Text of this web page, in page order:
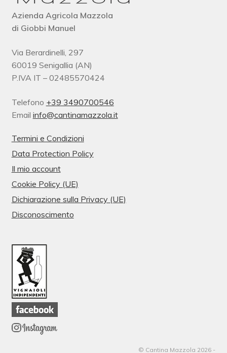
Azienda Agricola Mazzola
di Giobbi Manuel
Via Berardinelli, 297
60019 Senigallia (AN)
P.IVA IT – 02485570424
Telefono +39 3490700546
Email info@cantinamazzola.it
Termini e Condizioni
Data Protection Policy
Il mio account
Cookie Policy (UE)
Dichiarazione sulla Privacy (UE)
Disconoscimento
© Cantina Mazzola 2026 -